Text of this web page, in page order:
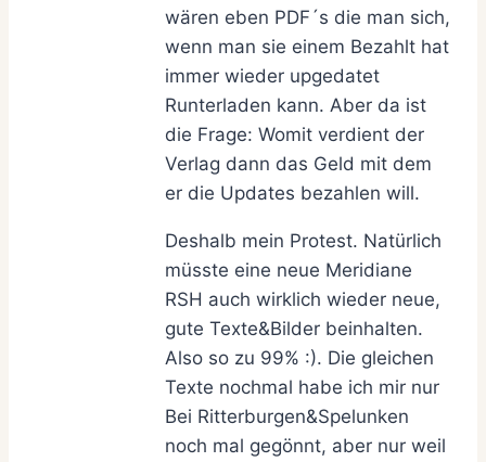
wären eben PDF´s die man sich,
wenn man sie einem Bezahlt hat
immer wieder upgedatet
Runterladen kann. Aber da ist
die Frage: Womit verdient der
Verlag dann das Geld mit dem
er die Updates bezahlen will.
Deshalb mein Protest. Natürlich
müsste eine neue Meridiane
RSH auch wirklich wieder neue,
gute Texte&Bilder beinhalten.
Also so zu 99% :). Die gleichen
Texte nochmal habe ich mir nur
Bei Ritterburgen&Spelunken
noch mal gegönnt, aber nur weil